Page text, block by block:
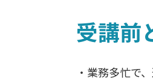
受講前
・業務多忙で